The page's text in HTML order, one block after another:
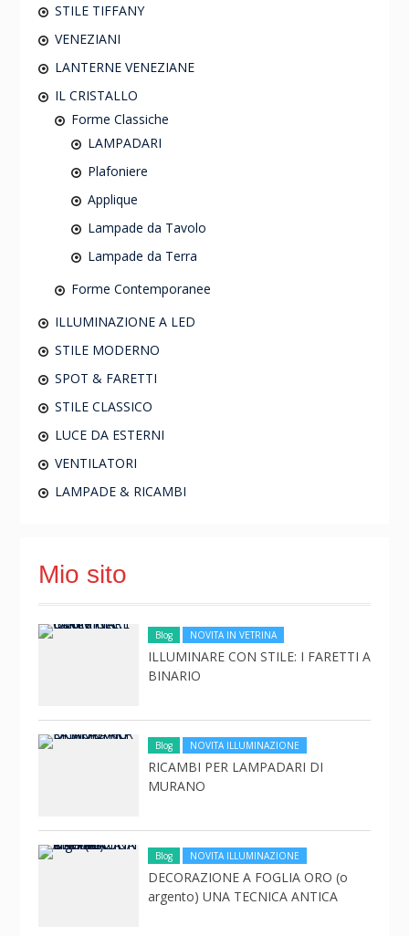
STILE TIFFANY
VENEZIANI
LANTERNE VENEZIANE
IL CRISTALLO
Forme Classiche
LAMPADARI
Plafoniere
Applique
Lampade da Tavolo
Lampade da Terra
Forme Contemporanee
ILLUMINAZIONE A LED
STILE MODERNO
SPOT & FARETTI
STILE CLASSICO
LUCE DA ESTERNI
VENTILATORI
LAMPADE & RICAMBI
Mio sito
Blog NOVITA IN VETRINA
ILLUMINARE CON STILE: I FARETTI A
BINARIO
Blog NOVITA ILLUMINAZIONE
RICAMBI PER LAMPADARI DI
MURANO
Blog NOVITA ILLUMINAZIONE
DECORAZIONE A FOGLIA ORO (o
argento) UNA TECNICA ANTICA